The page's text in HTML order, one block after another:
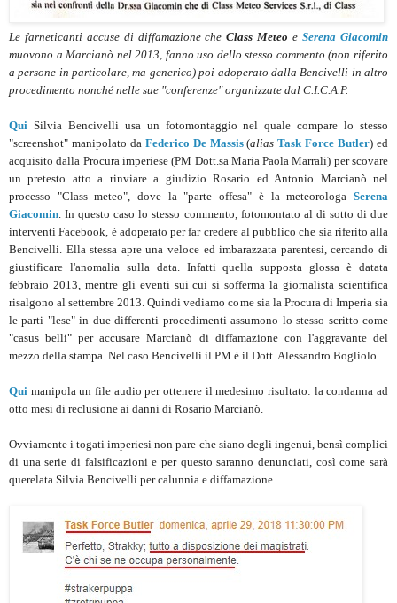
Le farneticanti accuse di diffamazione cheClass Meteo eSerena Giacomin
muovono a Marcianò nel 2013, fanno uso dello stesso commento (non riferito
a persone in particolare, ma generico) poi adoperato dalla Bencivelli in altro
procedimento nonché nelle sue "conferenze" organizzate dal C.I.C.A.P.
Qui Silvia Bencivelli usa un fotomontaggio nel quale compare lo stesso
"screenshot" manipolato da Federico De Massis(alias Task Force Butler) ed
acquisito dalla Procura imperiese (PM Dott.sa Maria Paola Marrali) per scovare
un pretesto atto a rinviare a giudizio Rosario ed Antonio Marcianò nel
processo "Class meteo", dove la "parte offesa" è la meteorologa Serena
Giacomin . In questo caso lo stesso commento, fotomontato al di sotto di due
interventi Facebook, è adoperato per far credere al pubblico che sia riferito alla
Bencivelli. Ella stessa apre una veloce ed imbarazzata parentesi, cercando di
giustificare l'anomalia sulla data. Infatti quella supposta glossa è datata
febbraio 2013, mentre gli eventi sui cui si sofferma la giornalista scientifica
risalgono al settembre 2013. Quindi vediamo come sia la Procura di Imperia sia
le parti "lese" in due differenti procedimenti assumono lo stesso scritto come
"casus belli" per accusare Marcianò di diffamazione con l'aggravante del
mezzo della stampa. Nel caso Bencivelli il PM è il Dott. Alessandro Bogliolo.
Qui manipola un file audio per ottenere il medesimo risultato: la condanna ad
otto mesi di reclusione ai danni di Rosario Marcianò.
Ovviamente i togati imperiesi non pare che siano degli ingenui, bensì complici
di una serie di falsificazioni e per questo saranno denunciati, così come sarà
querelata Silvia Bencivelli per calunnia e diffamazione.